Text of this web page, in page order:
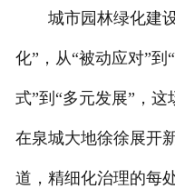
城市园林绿化建设
化”，从“被动应对”到
式”到“多元发展”，
在泉城大地徐徐展开
道，精细化治理的每